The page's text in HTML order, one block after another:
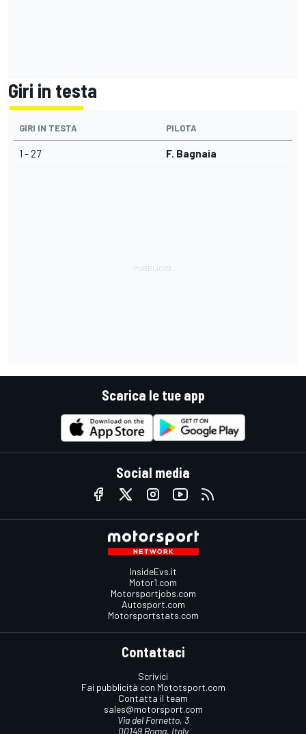
Giri in testa
GIRI IN TESTA PILOTA
1 - 27 F. Bagnaia
Scarica le tue app
Social media
InsideEvs.it
Motor1.com
Motorsportjobs.com
Autosport.com
Motorsportstats.com
Contattaci
Scrivici
Fai pubblicità con Mototsport.com
Contatta il team
sales@motorsport.com
Via del Fornetto, 3
00149 Roma, Italy